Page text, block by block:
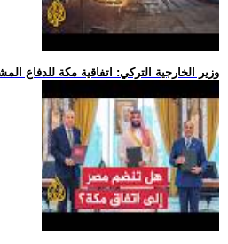
.. وزير الخارجية التركي: اتفاقية مكة للدفاع